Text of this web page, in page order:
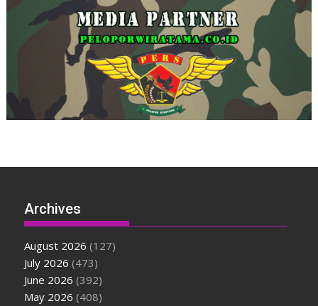
Archives
August 2026 (127)
July 2026 (473)
June 2026 (392)
May 2026 (408)